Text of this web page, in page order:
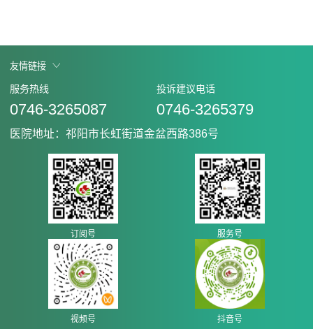
友情链接
服务热线
0746-3265087
投诉建议电话
0746-3265379
医院地址：祁阳市长虹街道金盆西路386号
订阅号 服务号
视频号 抖音号